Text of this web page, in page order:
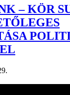
– KÖR